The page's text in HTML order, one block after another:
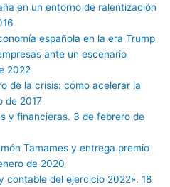
en un entorno de ralentización
española en la era Trump
ante un escenario
2022
de la crisis: cómo acelerar la
de 2017
y financieras. 3 de febrero de
Tamames y entrega premio
de 2020
contable del ejercicio 2022». 18